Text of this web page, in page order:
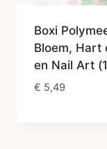
Boxi
Bloem, Hart
en Nail Art
€ 5,49